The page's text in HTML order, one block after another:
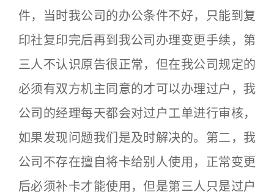
件，当时我公司的办公条件不好，只能到复
印社复印完后再到我公司办理变更手续，第
三人不认识原告很正常，但在我公司规定的
必须有双方机主同意的才可以办理过户，我
公司的经理每天都会对过户工单进行审核，
如果发现问题我们是及时解决的。第二，我
公司不存在擅自将卡给别人使用，正常变更
后必须补卡才能使用，但是第三人只是过户